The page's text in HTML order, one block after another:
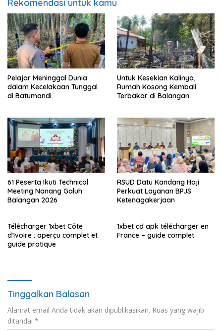
Rekomendasi untuk kamu
Pelajar Meninggal Dunia
dalam Kecelakaan Tunggal
di Batumandi
Untuk Kesekian Kalinya,
Rumah Kosong Kembali
Terbakar di Balangan
61 Peserta Ikuti Technical
Meeting Nanang Galuh
Balangan 2026
RSUD Datu Kandang Haji
Perkuat Layanan BPJS
Ketenagakerjaan
Télécharger 1xbet Côte
d’Ivoire : aperçu complet et
guide pratique
1xbet cd apk télécharger en
France – guide complet
Tinggalkan Balasan
Alamat email Anda tidak akan dipublikasikan. Ruas yang wajib
ditandai *